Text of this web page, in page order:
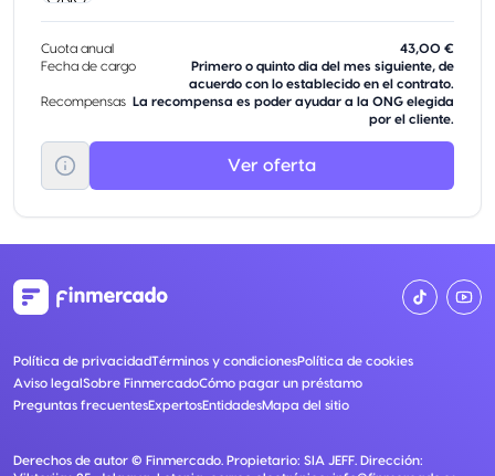
Cuota anual
43,00 €
Fecha de cargo
Primero o quinto dia del mes siguiente, de
acuerdo con lo establecido en el contrato.
Recompensas La recompensa es poder ayudar a la ONG elegida
por el cliente.
Ver oferta
Política de privacidadTérminos y condicionesPolítica de cookies
Aviso legalSobre FinmercadoCómo pagar un préstamo
Preguntas frecuentesExpertosEntidadesMapa del sitio
Derechos de autor © Finmercado. Propietario: SIA JEFF. Dirección: